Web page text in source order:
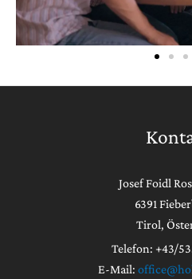
Josef Foidl
6391
Tirol,
Telefon: +43/
E-Mail: